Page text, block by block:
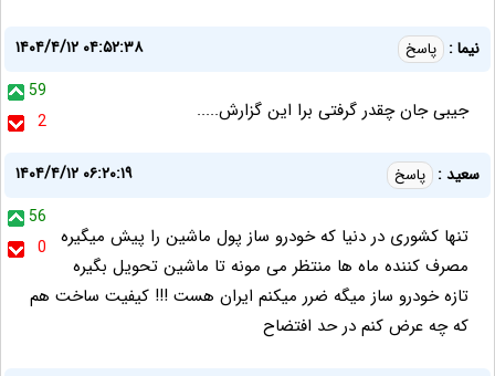
نیما : پاسخ
۱۴۰۴/۴/۱۲ ۰۴:۵۲:۳۸
59
2
جیبی جان چقدر گرفتی برا این گزارش.....
سعید : پاسخ
۱۴۰۴/۴/۱۲ ۰۶:۲۰:۱۹
56
0
تنها کشوری در دنیا که خودرو ساز پول ماشین را پیش میگیره
مصرف کننده ماه ها منتظر می مونه تا ماشین تحویل بگیره
تازه خودرو ساز میگه ضرر میکنم ایران هست !!! کیفیت ساخت هم
که چه عرض کنم در حد افتضاح